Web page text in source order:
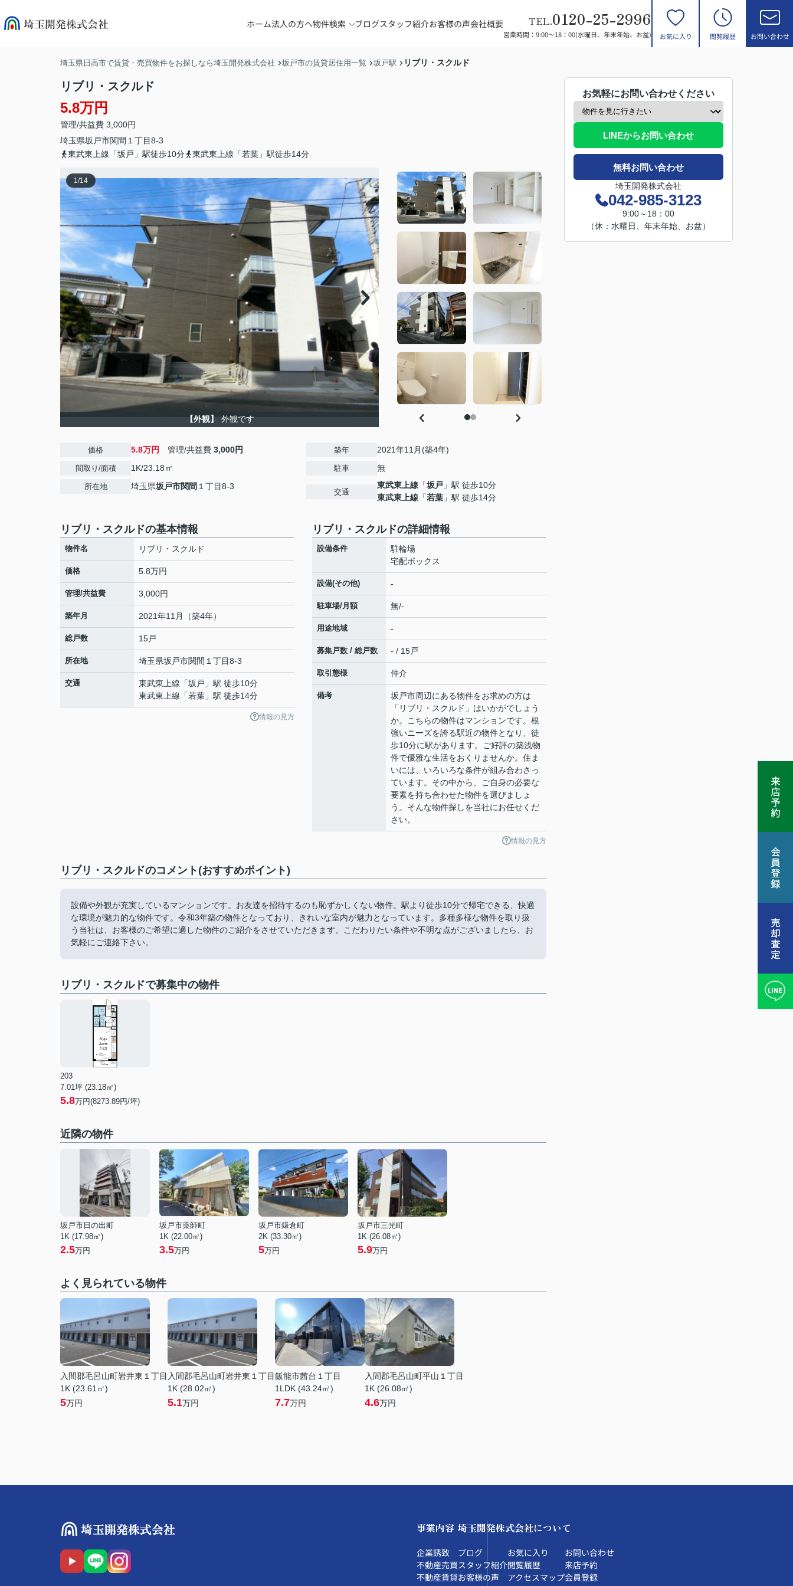
ホーム法人の方へ物件検索 ブログスタッフ紹介お客様の声会社概要 TEL.0120-25-2996
営業時間：9:00～18：00(水曜日、年末年始、お盆) お気に入り 閲覧履歴 お問い合わせ
埼玉県日高市で賃貸・売買物件をお探しなら埼玉開発株式会社 坂戸市の賃貸居住用一覧 坂戸駅 リブリ・スクルド
リブリ・スクルド
5.8万円
管理/共益費 3,000円
埼玉県坂戸市関間 １丁目8-3
東武東上線「坂戸」駅徒歩10分
東武東上線「若葉」駅徒歩14分
1/14
【外観】 外観です
価格 5.8万円 管理/共益費 3,000円
間取り/面積 1K/23.18㎡
所在地 埼玉県坂戸市関間 １丁目8-3
築年 2021年11月(築4年)
駐車 無
交通
東武東上線 「坂戸 」駅 徒歩10分
東武東上線 「若葉 」駅 徒歩14分
リブリ・スクルドの基本情報
物件名 リブリ・スクルド
価格 5.8万円
管理/共益費 3,000円
築年月 2021年11月（築4年）
総戸数 15戸
所在地 埼玉県坂戸市関間 １丁目8-3
交通 東武東上線 「坂戸 」駅 徒歩10分
東武東上線 「若葉 」駅 徒歩14分
情報の見方
リブリ・スクルドの詳細情報
設備条件
駐輪場
宅配ボックス
設備(その他) -
駐車場/月額 無/-
用途地域 -
募集戸数 / 総戸数 - / 15戸
取引態様 仲介
備考
坂戸市周辺にある物件をお求めの方は
「リブリ・スクルド」はいかがでしょう
か。こちらの物件はマンションです。根
強いニーズを誇る駅近の物件となり、徒
歩10分に駅があります。ご好評の築浅物
件で優雅な生活をおくりませんか。住ま
いには、いろいろな条件が組み合わさっ
ています。その中から、ご自身の必要な
要素を持ち合わせた物件を選びましょ
う。そんな物件探しを当社にお任せくだ
さい。
情報の見方
リブリ・スクルドのコメント(おすすめポイント)
設備や外観が充実しているマンションです。お友達を招待するのも恥ずかしくない物件。駅より徒歩10分で帰宅できる、快適
な環境が魅力的な物件です。令和3年築の物件となっており、きれいな室内が魅力となっています。多種多様な物件を取り扱
う当社は、お客様のご希望に適した物件のご紹介をさせていただきます。こだわりたい条件や不明な点がございましたら、お
気軽にご連絡下さい。
リブリ・スクルドで募集中の物件
203
7.01坪 (23.18㎡)
5.8万円(8273.89円/坪)
近隣の物件
坂戸市日の出町
1K (17.98㎡)
2.5万円
坂戸市薬師町
1K (22.00㎡)
3.5万円
坂戸市鎌倉町
2K (33.30㎡)
5万円
坂戸市三光町
1K (26.08㎡)
5.9万円
よく見られている物件
入間郡毛呂山町岩井東１丁目
1K (23.61㎡)
5万円
入間郡毛呂山町岩井東１丁目
1K (28.02㎡)
5.1万円
飯能市茜台１丁目
1LDK (43.24㎡)
7.7万円
入間郡毛呂山町平山１丁目
1K (26.08㎡)
4.6万円
お気軽にお問い合わせください
LINEからお問い合わせ
無料お問い合わせ
埼玉開発株式会社
042-985-3123
9:00～18：00
（休：水曜日、年末年始、お盆）
事業内容
企業誘致
不動産売買
不動産賃貸
埼玉開発株式会社について
ブログ
スタッフ紹介
お客様の声
お気に入り
閲覧履歴
アクセスマップ
お問い合わせ
来店予約
会員登録